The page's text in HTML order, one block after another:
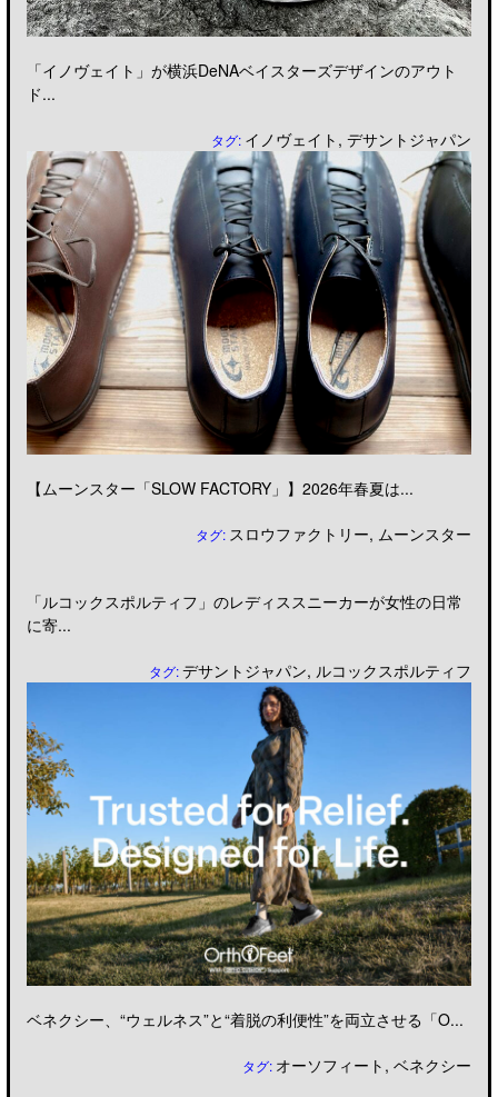
「イノヴェイト」が横浜DeNAベイスターズデザインのアウト
ド...
タグ: イノヴェイト ,デサントジャパン
【ムーンスター「SLOW FACTORY」】2026年春夏は...
タグ: スロウファクトリー, ムーンスター
「ルコックスポルティフ」のレディススニーカーが女性の日常
に寄...
タグ:デサントジャパン, ルコックスポルティフ
ベネクシー、“ウェルネス”と“着脱の利便性”を両立させる「O...
タグ: オーソフィート ,ベネクシー